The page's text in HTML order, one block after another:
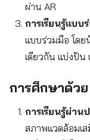
ผ่าน AR
การเรียนรู้แบบ
แบบร่วมมือ โดย
เดียวกัน แบ่งปัน
การศึกษาด้วย
การเรียนรู้ผ่าน
สภาพแวดล้อมเ